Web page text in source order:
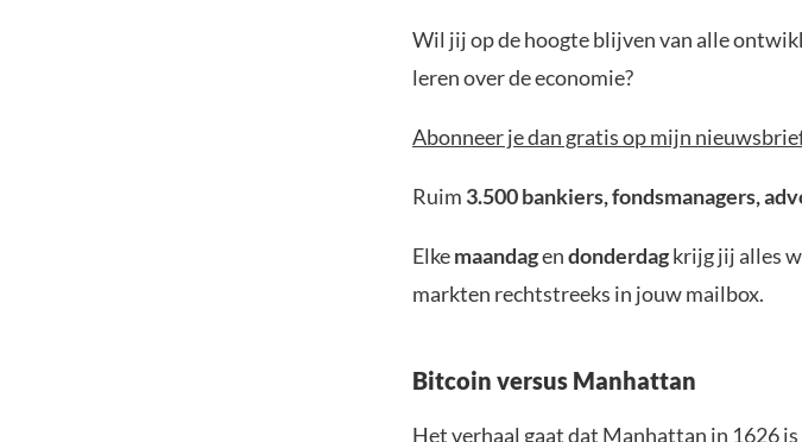
Wil jij op de hoogte blijven van alle
leren over de economie?
Abonneer je dan gratis op mijn
Ruim 3.500 bankiers, fondsmanagers,
Elkemaandagendonderdagkrijg jij alles
markten rechtstreeks in jouw mailbox.
Bitcoin versus Manhattan
Het verhaal gaat dat Manhattan in 1626